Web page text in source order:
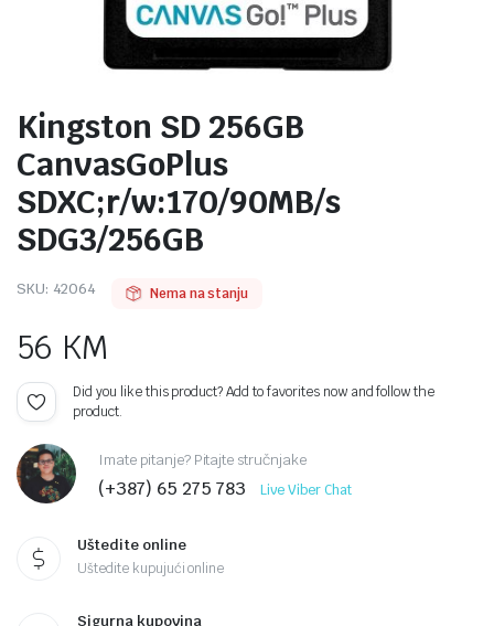
Kingston SD 256GB
CanvasGoPlus
SDXC;r/w:170/90MB/s
SDG3/256GB
SKU: 42064 Nema na stanju
56 KM
Did you like this product? Add to favorites now and follow the
product.
Imate pitanje? Pitajte stručnjake
(+387) 65 275 783 Live Viber Chat
Uštedite online
Uštedite kupujući online
Sigurna kupovina